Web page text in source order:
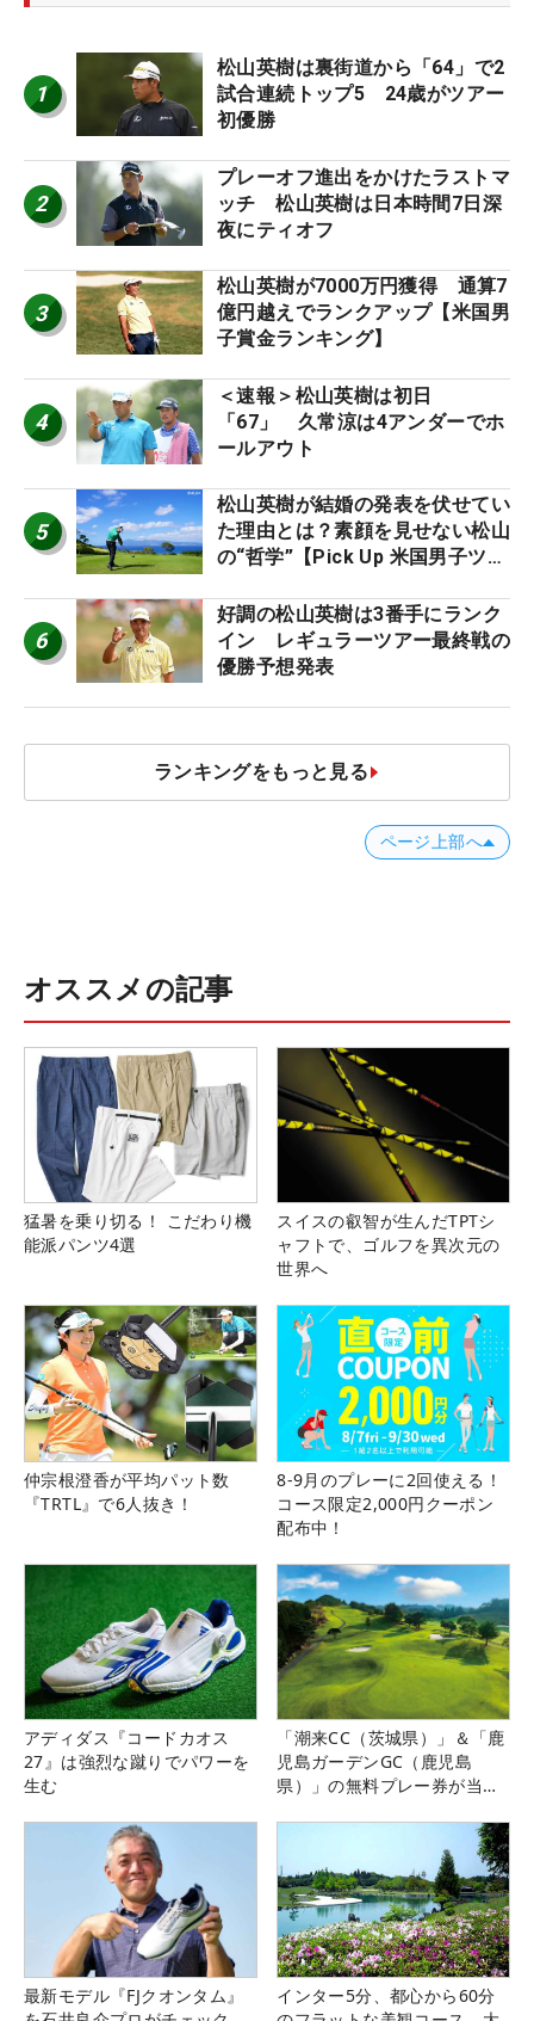
1
松山英樹は裏街道から「64」で2
試合連続トップ5 24歳がツアー
初優勝
2
プレーオフ進出をかけたラストマ
ッチ 松山英樹は日本時間7日深
夜にティオフ
3
松山英樹が7000万円獲得 通算7
億円越えでランクアップ【米国男
子賞金ランキング】
4
＜速報＞松山英樹は初日
「67」 久常涼は4アンダーでホ
ールアウト
5
松山英樹が結婚の発表を伏せてい
た理由とは？素顔を見せない松山
の“哲学”【Pick Up 米国男子ツア
6
好調の松山英樹は3番手にランク
イン レギュラーツアー最終戦の
優勝予想発表
ランキングをもっと見る
ページ上部へ
オススメの記事
猛暑を乗り切る！ こだわり機
能派パンツ4選
スイスの叡智が生んだTPTシ
ャフトで、ゴルフを異次元の
世界へ
仲宗根澄香が平均パット数
『TRTL』で6人抜き！
8-9月のプレーに2回使える！
コース限定2,000円クーポン
配布中！
アディダス『コードカオス
27』は強烈な蹴りでパワーを
生む
「潮来CC（茨城県）」＆「鹿
児島ガーデンGC（鹿児島
県）」の無料プレー券が当た
最新モデル『FJクオンタム』
インター5分、都心から60分